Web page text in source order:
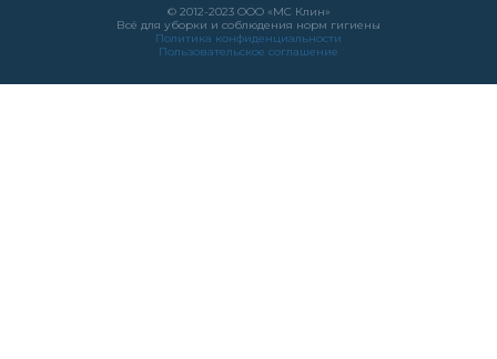
© 2012-2023 ООО «МС Клин»
Всё для уборки и соблюдения норм гигиены
Политика конфиденциальности
Пользовательское соглашение